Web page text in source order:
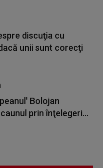
discuţia cu
unii sunt corecţi
Bolojan
prin înţelegeri...